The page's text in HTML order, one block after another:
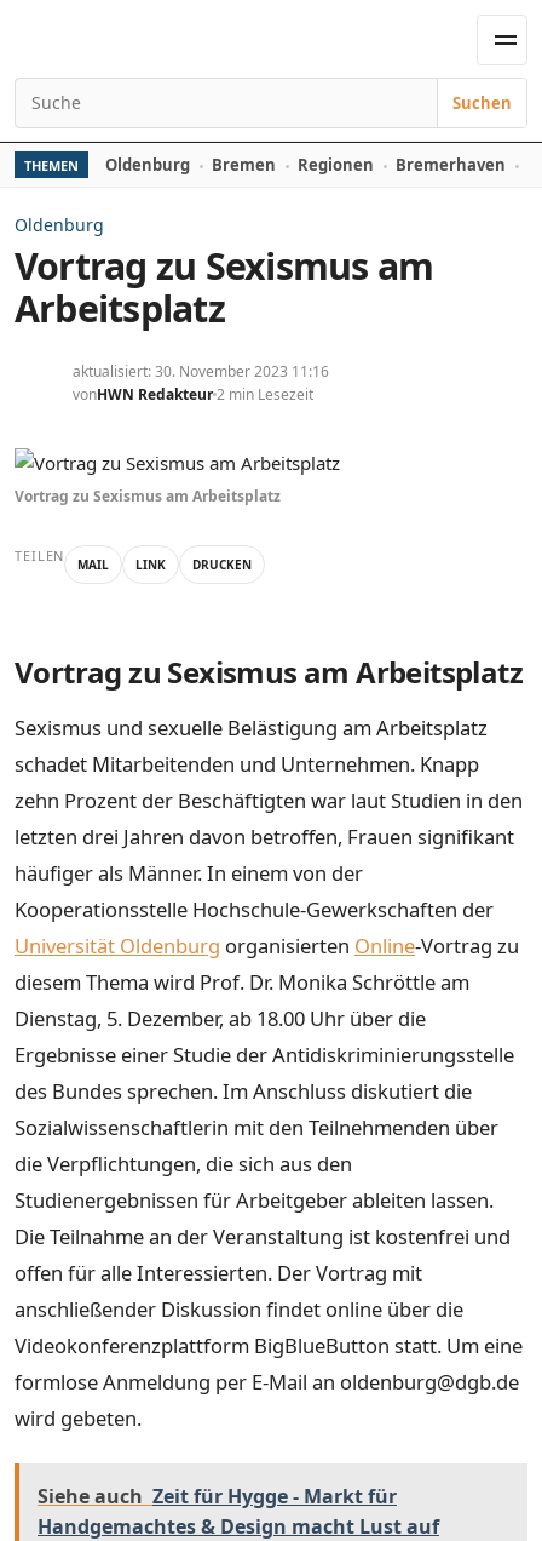
Suchen nach:
Suchen
THEMEN Oldenburg Bremen Regionen Bremerhaven
Oldenburg
Vortrag zu Sexismus am
Arbeitsplatz
aktualisiert: 30. November 2023 11:16
vonHWN Redakteur2 min Lesezeit
Vortrag zu Sexismus am Arbeitsplatz
TEILEN MAIL LINK DRUCKEN
Vortrag zu Sexismus am Arbeitsplatz
Sexismus und sexuelle Belästigung am Arbeitsplatz
schadet Mitarbeitenden und Unternehmen. Knapp
zehn Prozent der Beschäftigten war laut Studien in den
letzten drei Jahren davon betroffen, Frauen signifikant
häufiger als Männer. In einem von der
Kooperationsstelle Hochschule-Gewerkschaften der
Universität Oldenburg organisierten Online-Vortrag zu
diesem Thema wird Prof. Dr. Monika Schröttle am
Dienstag, 5. Dezember, ab 18.00 Uhr über die
Ergebnisse einer Studie der Antidiskriminierungsstelle
des Bundes sprechen. Im Anschluss diskutiert die
Sozialwissenschaftlerin mit den Teilnehmenden über
die Verpflichtungen, die sich aus den
Studienergebnissen für Arbeitgeber ableiten lassen.
Die Teilnahme an der Veranstaltung ist kostenfrei und
offen für alle Interessierten. Der Vortrag mit
anschließender Diskussion findet online über die
Videokonferenzplattform BigBlueButton statt. Um eine
formlose Anmeldung per E-Mail an oldenburg@dgb.de
wird gebeten.
Siehe auch Zeit für Hygge - Markt für
Handgemachtes & Design macht Lust auf